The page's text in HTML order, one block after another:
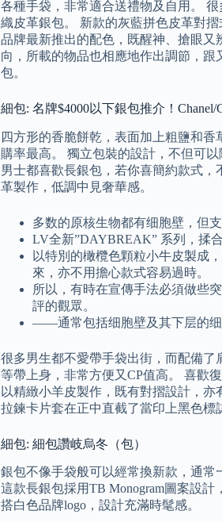
各種手袋，非常適合送禮物及自用。
織皮革銀包。 新款的灰藍拼色皮革對
品牌最新推出的配色，既醒神、搶眼
向，所載的物品也相應地作出調節，
包。
細包: 名牌$4000以下銀包推介！Chanel/
四方形的香脆餅乾，表面加上粗鹽和
購率最高。 獨立包裝的設計，不但可
男士都喜歡長銀包，若你喜簡約款式
革製作，低調中見奢華感。
多数的原核生物都有细胞壁，但
LV全新”DAYBREAK” 系列，揉
以特別的橄欖色顆粒小牛皮製成
來，亦不用擔心款式容易過時。
所以，有時在宣傳手法必須做些
評的觀眾。
——通常包括细胞壁及其下层的细
很多男生都不愛帶手袋出街，而配備
等帶上身，非常方便又CP值高。 喜歡
以精緻小羊皮製作，既有對摺設計，亦
拉鍊卡片套在正中直截了當印上黑色標
細包: 細包讚岐烏冬（包）
銀包不像手袋般可以經常換新款，通常
這款長銀包採用TB Monogram圖案設
搭白色品牌logo，設計充滿時髦感。